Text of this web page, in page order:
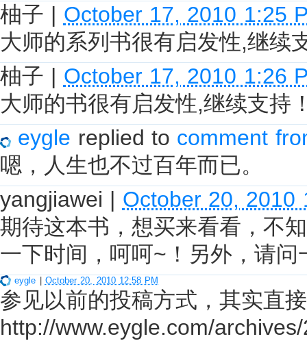
柚子 | October 17, 2010 1:25
大师的系列书很有启发性,继续
柚子 | October 17, 2010 1:26
大师的书很有启发性,继续支持
eygle replied to comment
嗯，人生也不过百年而已。
yangjiawei | October 20, 2010
期待这本书，想买来看看，不
一下时间，呵呵~！另外，请
eygle | October 20, 2010 12:58 PM
参见以前的投稿方式，其实直
http://www.eygle.com/